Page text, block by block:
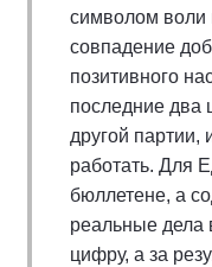
символом воли
совпадение
позитивного
последние два
другой партии,
работать. Для
бюллетене, а
реальные дела
цифру, а за